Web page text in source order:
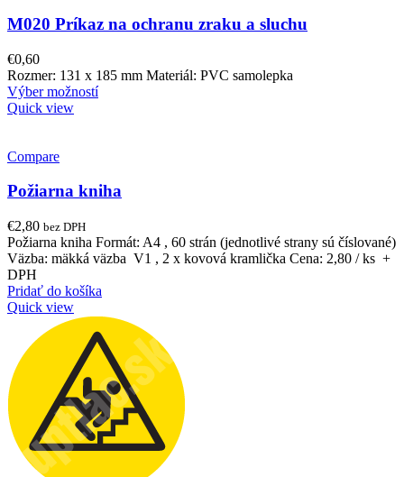
M020 Príkaz na ochranu zraku a sluchu
€0,60
Rozmer: 131 x 185 mm Materiál: PVC samolepka
Výber možností
Quick view
Compare
Požiarna kniha
€2,80 bez DPH
Požiarna kniha Formát: A4 , 60 strán (jednotlivé strany sú číslované)
Väzba: mäkká väzba V1 , 2 x kovová kramlička Cena: 2,80 / ks +
DPH
Pridať do košíka
Quick view